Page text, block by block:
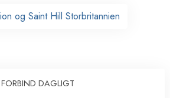
og Saint Hill Storbritannien
FORBIND DAGLIGT